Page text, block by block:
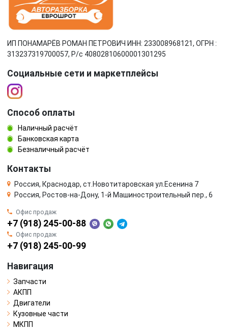
ИП ПОНАМАРЁВ РОМАН ПЕТРОВИЧ ИНН: 233008968121, ОГРН :
313237319700057, Р/c 40802810600001301295
Социальные сети и маркетплейсы
Способ оплаты
Наличный расчёт
Банковская карта
Безналичный расчёт
Контакты
Россия, Краснодар, ст.Новотитаровская ул.Есенина 7
Россия, Ростов-на-Дону, 1-й Машиностроительный пер., 6
Офис продаж
+7 (918) 245-00-88
Офис продаж
+7 (918) 245-00-99
Навигация
Запчасти
АКПП
Двигатели
Кузовные части
МКПП